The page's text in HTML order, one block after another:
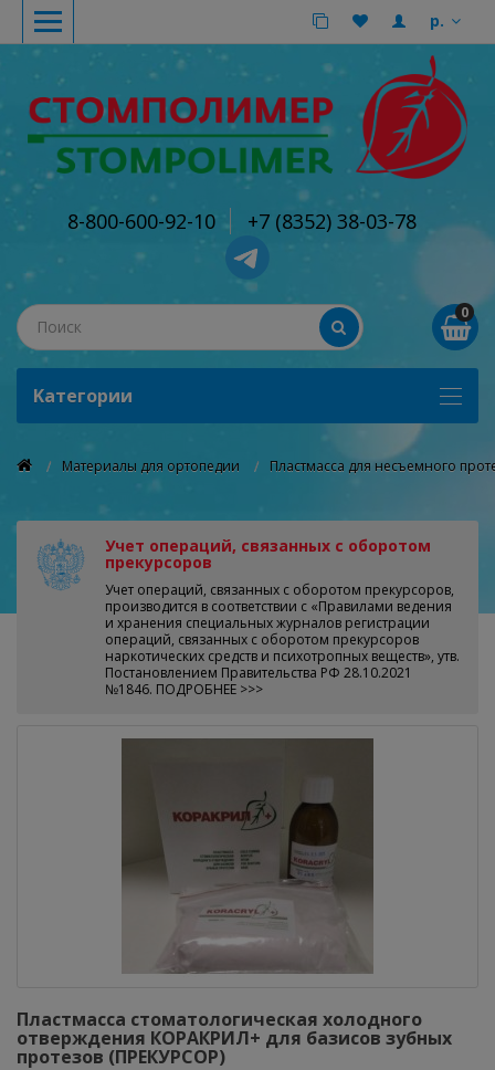
р.
8-800-600-92-10 +7 (8352) 38-03-78
0
Kатегории
Материалы для ортопедии Пластмасса для несъемного
Учет операций, связанных с оборотом
прекурсоров
Учет операций, связанных с оборотом прекурсоров,
производится в соответствии с «Правилами ведения
и хранения специальных журналов регистрации
операций, связанных с оборотом прекурсоров
наркотических средств и психотропных веществ», утв.
Постановлением Правительства РФ 28.10.2021
№1846. ПОДРОБНЕЕ >>>
Пластмасса стоматологическая холодного
отверждения КОРАКРИЛ+ для базисов зубных
протезов (ПРЕКУРСОР)